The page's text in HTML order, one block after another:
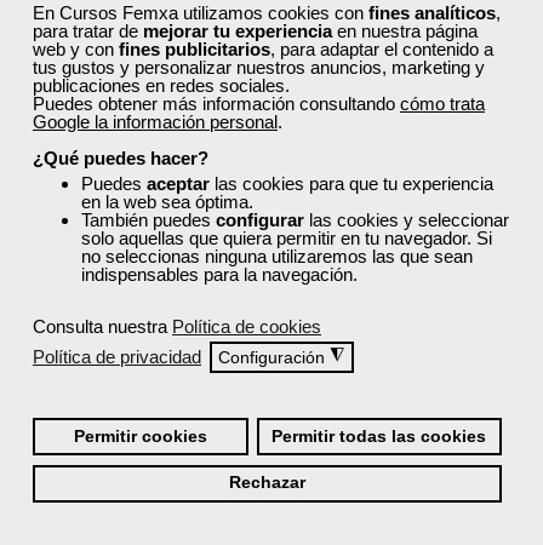
En Cursos Femxa utilizamos cookies con fines analíticos,
para tratar de mejorar tu experienciaen nuestra página
web y con fines publicitarios, para adaptar el contenido a
tus gustos y personalizar nuestros anuncios, marketing y
publicaciones en redes sociales.
Puedes obtener más información consultando cómo trata
Google la información personal.
¿Qué puedes hacer?
Puedes aceptar las cookies para que tu experiencia
en la web sea óptima.
También puedes configurar las cookies y seleccionar
solo aquellas que quiera permitir en tu navegador. Si
no seleccionas ninguna utilizaremos las que sean
indispensables para la navegación.
Consulta nuestra Política de cookies
Política de privacidad
Configuración ◮
Permitir cookies Permitir todas las cookies
Rechazar
¿Los cursos de Femxa son prácticos y tienen
temario actualizado?
¿Qué ofrece Femxa al alumno una vez
finaliza su formación?
¿Recibiré un certificado al finalizar un curso
gratuito?
¡Únete a la Comunidad Femxa!
Actualmenteeste curso está cerradoy no hay plazas